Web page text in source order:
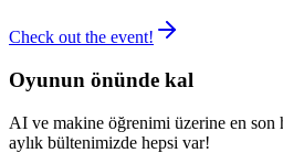
Check out the event!
Oyunun önünde kal
AI ve makine öğrenimi üzerine en
aylık bültenimizde hepsi var!